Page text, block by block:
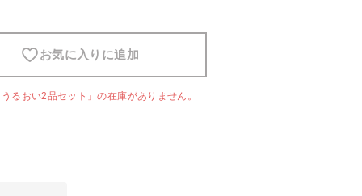
スキンケア
お気に入りに追加
るおい2品セット」の在庫がありません。